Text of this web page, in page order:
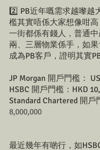
2️⃣ PB近年嘅需求越嚟越
檻其實唔係大家想像咁
一街都係有錢人，普通
兩、三層物業係手，如
成為PB客戶，證明其實
JP Morgan 開戶門檻：
HSBC 開戶門檻：HKD
Standard Chartered 開戶
8,000,000
最近幾年有啲行，如